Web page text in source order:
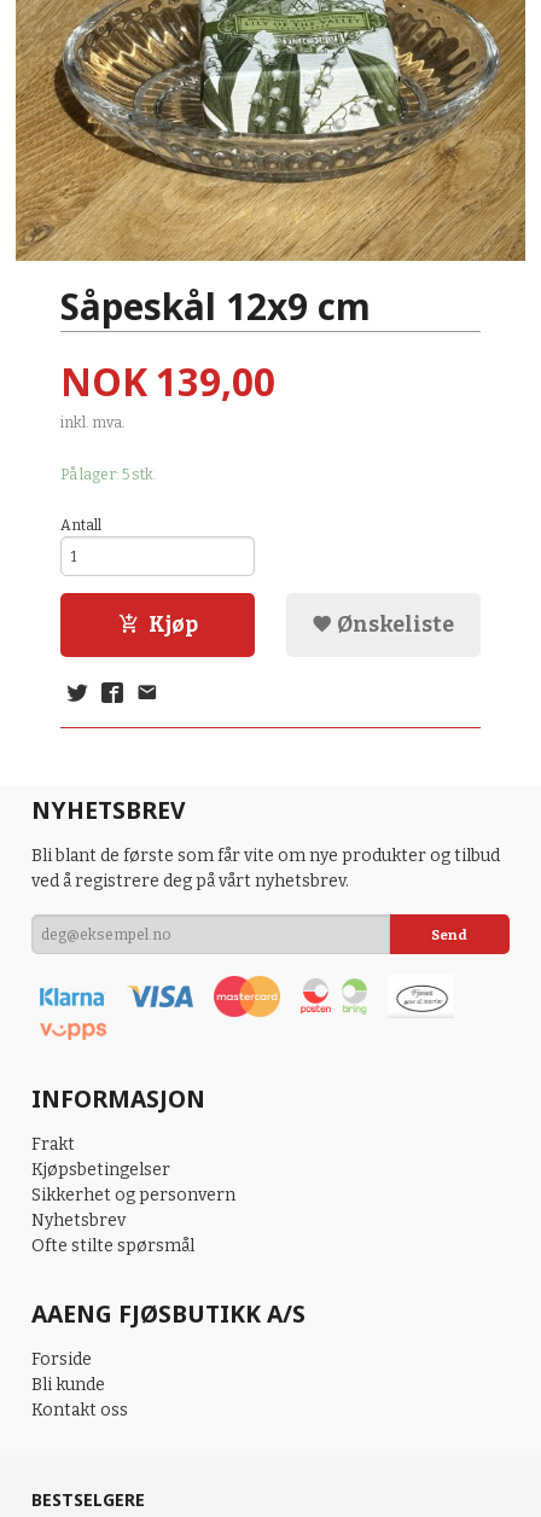
Såpeskål 12x9 cm
Pris
NOK139,00
inkl. mva.
På lager: 5 stk.
Antall
Kjøp Ønskeliste
NYHETSBREV
Bli blant de første som får vite om nye produkter og tilbud
ved å registrere deg på vårt nyhetsbrev.
INFORMASJON
Frakt
Kjøpsbetingelser
Sikkerhet og personvern
Nyhetsbrev
Ofte stilte spørsmål
AAENG FJØSBUTIKK A/S
Forside
Bli kunde
Kontakt oss
BESTSELGERE